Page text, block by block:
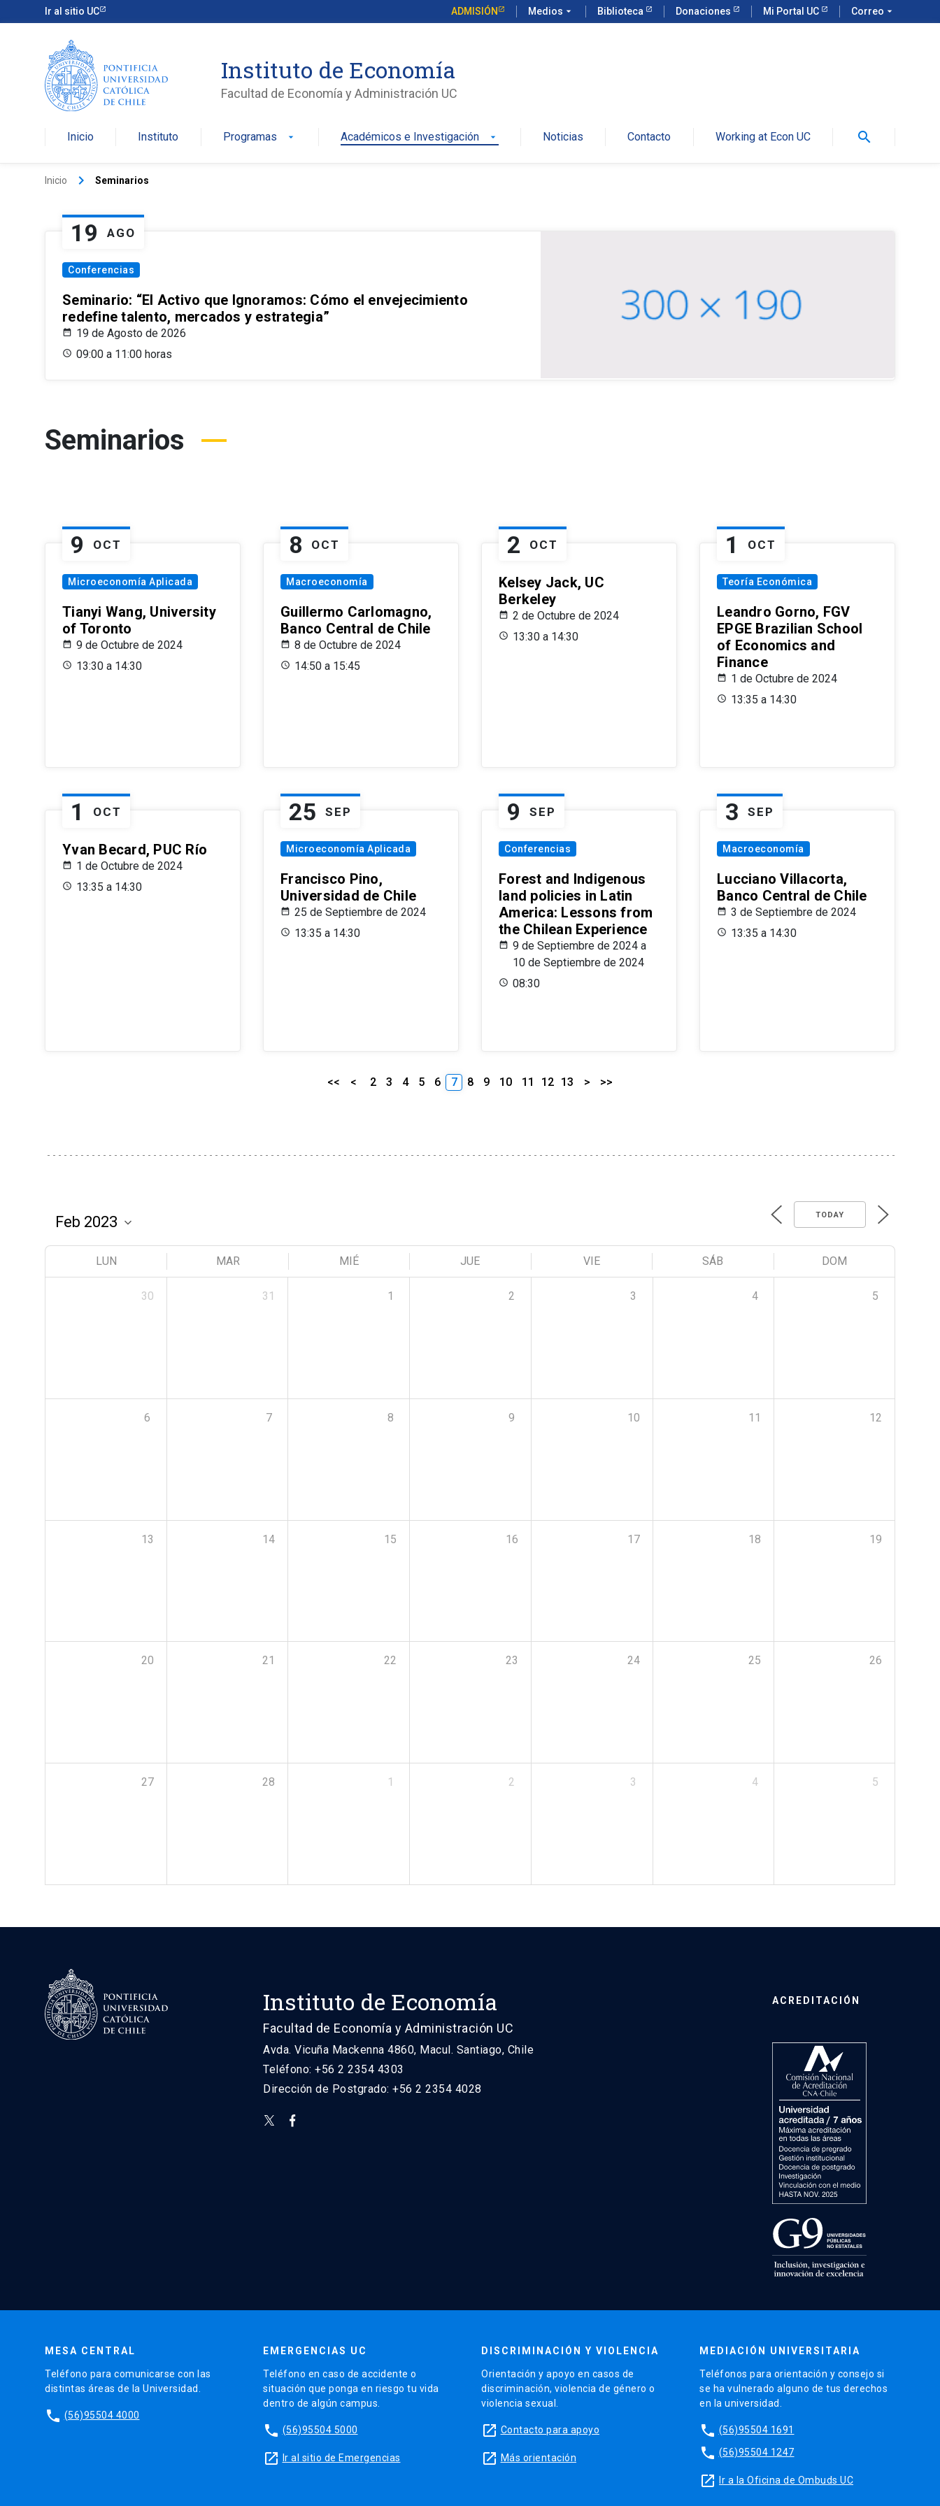
Ir al sitio UC ADMISIÓN Medios arrow_drop_down Biblioteca Donaciones Mi Portal UC Correo arrow_drop_down
Instituto de Economía
Facultad de Economía y Administración UC
Inicio Instituto Programas arrow_drop_down Académicos e Investigación arrow_drop_down Noticias Contacto Working at Econ UC search
Inicio keyboard_arrow_right Seminarios
19 AGO
Conferencias
Seminario: “El Activo que Ignoramos: Cómo el envejecimiento
redefine talento, mercados y estrategia”
19 de Agosto de 2026
09:00 a 11:00 horas
Seminarios
9 OCT
Microeconomía Aplicada
Tianyi Wang, University
of Toronto
9 de Octubre de 2024
13:30 a 14:30
8 OCT
Macroeconomía
Guillermo Carlomagno,
Banco Central de Chile
8 de Octubre de 2024
14:50 a 15:45
2 OCT
Kelsey Jack, UC
Berkeley
2 de Octubre de 2024
13:30 a 14:30
1 OCT
Teoría Económica
Leandro Gorno, FGV
EPGE Brazilian School
of Economics and
Finance
1 de Octubre de 2024
13:35 a 14:30
1 OCT
Yvan Becard, PUC Río
1 de Octubre de 2024
13:35 a 14:30
25 SEP
Microeconomía Aplicada
Francisco Pino,
Universidad de Chile
25 de Septiembre de 2024
13:35 a 14:30
9 SEP
Conferencias
Forest and Indigenous
land policies in Latin
America: Lessons from
the Chilean Experience
9 de Septiembre de 2024 a
10 de Septiembre de 2024
08:30
3 SEP
Macroeconomía
Lucciano Villacorta,
Banco Central de Chile
3 de Septiembre de 2024
13:35 a 14:30
<< < 2 3 4 5 6 7 8 9 10 11 12 13 > >>
TODAY
LUN MAR MIÉ JUE VIE SÁB DOM
30 31 1 2 3 4 5
6 7 8 9 10 11 12
13 14 15 16 17 18 19
20 21 22 23 24 25 26
27 28 1 2 3 4 5
Instituto de Economía
Facultad de Economía y Administración UC
Avda. Vicuña Mackenna 4860, Macul. Santiago, Chile
Teléfono: +56 2 2354 4303
Dirección de Postgrado: +56 2 2354 4028
ACREDITACIÓN
MESA CENTRAL
Teléfono para comunicarse con las
distintas áreas de la Universidad.
phone (56)95504 4000
EMERGENCIAS UC
Teléfono en caso de accidente o
situación que ponga en riesgo tu vida
dentro de algún campus.
phone (56)95504 5000
launch Ir al sitio de Emergencias
DISCRIMINACIÓN Y VIOLENCIA
Orientación y apoyo en casos de
discriminación, violencia de género o
violencia sexual.
launch Contacto para apoyo
launch Más orientación
MEDIACIÓN UNIVERSITARIA
Teléfonos para orientación y consejo si
se ha vulnerado alguno de tus derechos
en la universidad.
phone (56)95504 1691
phone (56)95504 1247
launch Ir a la Oficina de Ombuds UC